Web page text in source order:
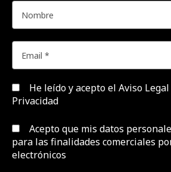
He leído y acepto el Aviso
Privacidad
Acepto que mis datos
para las finalidades comerciales
electrónicos